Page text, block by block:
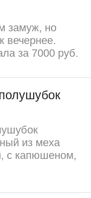
замуж, но
вечернее.
за 7000 руб.
из меха
с капюшеном,